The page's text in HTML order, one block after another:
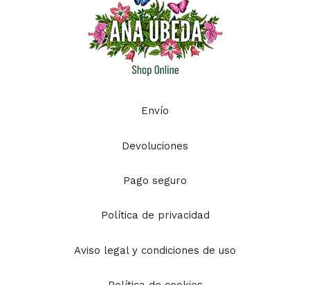
Envío
Devoluciones
Pago seguro
Política de privacidad
Aviso legal y condiciones de uso